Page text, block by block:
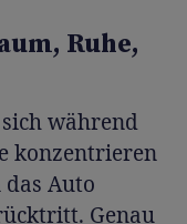
Ruhe,
während
konzentrieren
Auto
Genau